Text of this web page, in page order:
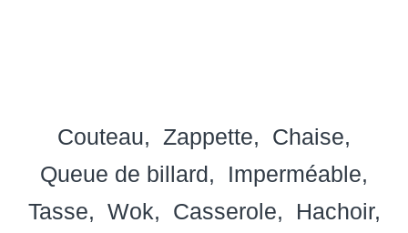
Couteau Zappette
Chaise
Queue de billard
Imperméable
Tasse
Wok Casserole
Hachoir